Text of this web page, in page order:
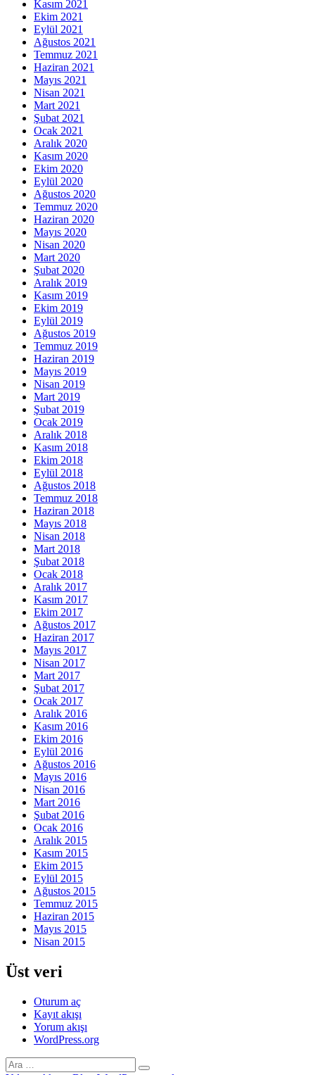
Kasım 2021
Ekim 2021
Eylül 2021
Ağustos 2021
Temmuz 2021
Haziran 2021
Mayıs 2021
Nisan 2021
Mart 2021
Şubat 2021
Ocak 2021
Aralık 2020
Kasım 2020
Ekim 2020
Eylül 2020
Ağustos 2020
Temmuz 2020
Haziran 2020
Mayıs 2020
Nisan 2020
Mart 2020
Şubat 2020
Aralık 2019
Kasım 2019
Ekim 2019
Eylül 2019
Ağustos 2019
Temmuz 2019
Haziran 2019
Mayıs 2019
Nisan 2019
Mart 2019
Şubat 2019
Ocak 2019
Aralık 2018
Kasım 2018
Ekim 2018
Eylül 2018
Ağustos 2018
Temmuz 2018
Haziran 2018
Mayıs 2018
Nisan 2018
Mart 2018
Şubat 2018
Ocak 2018
Aralık 2017
Kasım 2017
Ekim 2017
Ağustos 2017
Haziran 2017
Mayıs 2017
Nisan 2017
Mart 2017
Şubat 2017
Ocak 2017
Aralık 2016
Kasım 2016
Ekim 2016
Eylül 2016
Ağustos 2016
Mayıs 2016
Nisan 2016
Mart 2016
Şubat 2016
Ocak 2016
Aralık 2015
Kasım 2015
Ekim 2015
Eylül 2015
Ağustos 2015
Temmuz 2015
Haziran 2015
Mayıs 2015
Nisan 2015
Üst veri
Oturum aç
Kayıt akışı
Yorum akışı
WordPress.org
Ara:
Ara